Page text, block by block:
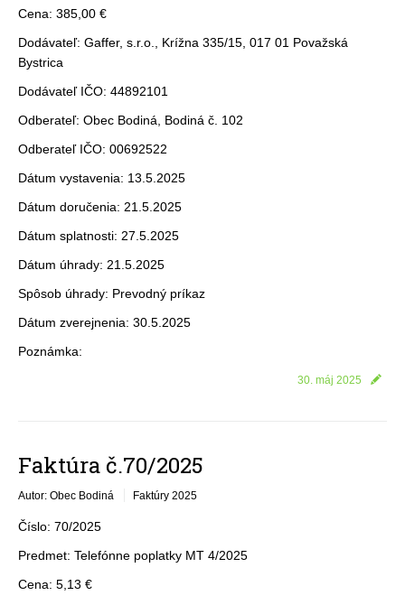
Kontakt
Cena: 385,00 €
Dodávateľ: Gaffer, s.r.o., Krížna 335/15, 017 01 Považská
Bystrica
Dodávateľ IČO: 44892101
Odberateľ: Obec Bodiná, Bodiná č. 102
Odberateľ IČO: 00692522
Dátum vystavenia: 13.5.2025
Dátum doručenia: 21.5.2025
Dátum splatnosti: 27.5.2025
Dátum úhrady: 21.5.2025
Spôsob úhrady: Prevodný príkaz
Dátum zverejnenia: 30.5.2025
Poznámka:
30. máj 2025
Faktúra č.70/2025
Autor: Obec Bodiná Faktúry 2025
Číslo: 70/2025
Predmet: Telefónne poplatky MT 4/2025
Cena: 5,13 €